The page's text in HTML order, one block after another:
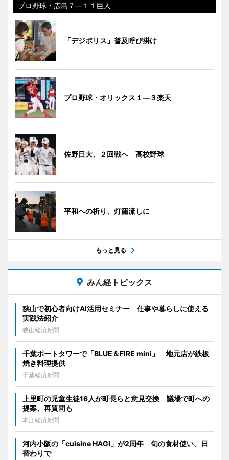
プロ野球・広島７―１１巨人
「デジポリス」普及呼び掛け
プロ野球・オリックス１―３楽天
佐野日大、２回戦へ 高校野球
平和への祈り、灯籠流しに
もっと見る
みん経トピックス
狭山で初心者向けAI活用セミナー 仕事や暮らしに使える
実践法紹介
狭山経済新聞
千葉ポートタワーで「BLUE＆FIRE mini」 地元店が鉄板
焼き料理提供
千葉経済新聞
上里町の児童生徒16人が町長らと意見交換 議場で町への
提案、再質問も
本庄経済新聞
河内小阪の「cuisine HAGI」が2周年 旬の食材使い、日
替わりで